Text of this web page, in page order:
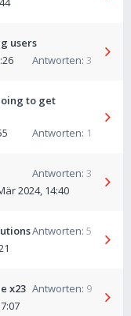
users
Antworten: 3
to get
Antworten: 1
Antworten: 3
2024, 14:40
Antworten: 5
x23 Antworten: 9